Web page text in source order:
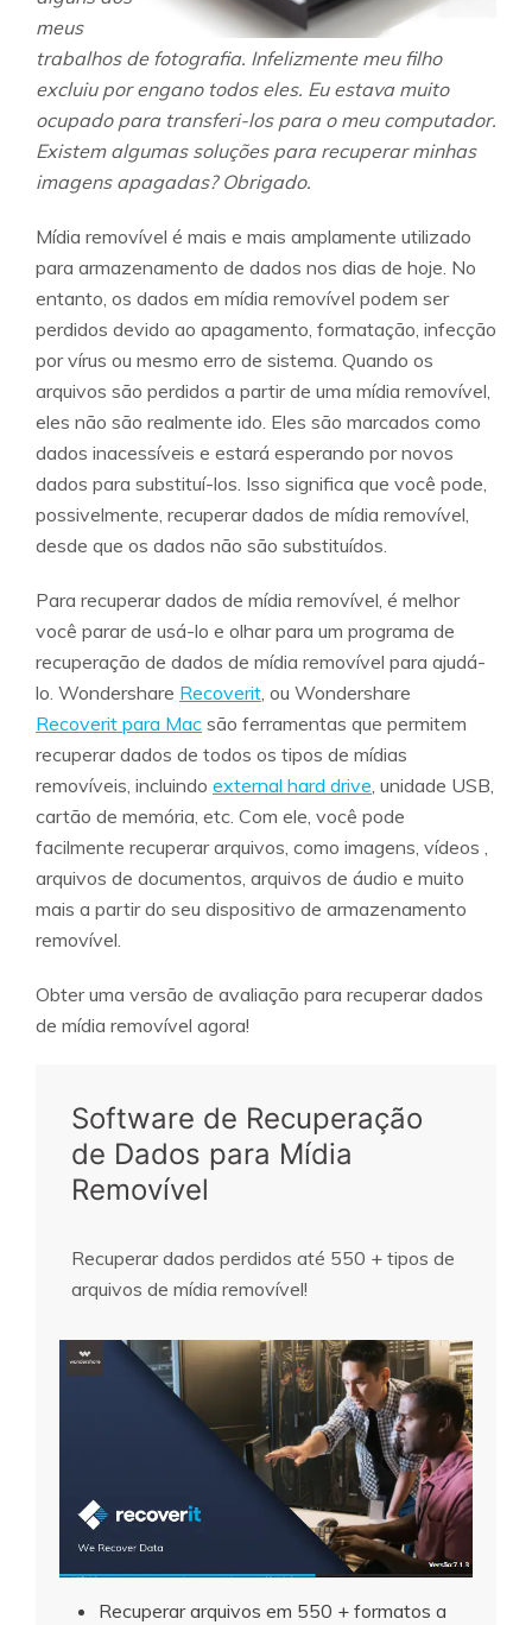
meus
trabalhos de fotografia. Infelizmente meu filho
excluiu por engano todos eles. Eu estava muito
ocupado para transferi-los para o meu computador.
Existem algumas soluções para recuperar minhas
imagens apagadas? Obrigado.
Mídia removível é mais e mais amplamente utilizado
para armazenamento de dados nos dias de hoje. No
entanto, os dados em mídia removível podem ser
perdidos devido ao apagamento, formatação, infecção
por vírus ou mesmo erro de sistema. Quando os
arquivos são perdidos a partir de uma mídia removível,
eles não são realmente ido. Eles são marcados como
dados inacessíveis e estará esperando por novos
dados para substituí-los. Isso significa que você pode,
possivelmente, recuperar dados de mídia removível,
desde que os dados não são substituídos.
Para recuperar dados de mídia removível, é melhor
você parar de usá-lo e olhar para um programa de
recuperação de dados de mídia removível para ajudá-
lo. Wondershare Recoverit, ou Wondershare
Recoverit para Mac são ferramentas que permitem
recuperar dados de todos os tipos de mídias
removíveis, incluindo external hard drive, unidade USB,
cartão de memória, etc. Com ele, você pode
facilmente recuperar arquivos, como imagens, vídeos ,
arquivos de documentos, arquivos de áudio e muito
mais a partir do seu dispositivo de armazenamento
removível.
Obter uma versão de avaliação para recuperar dados
de mídia removível agora!
Software de Recuperação
de Dados para Mídia
Removível
Recuperar dados perdidos até 550 + tipos de
arquivos de mídia removível!
Recuperar arquivos em 550 + formatos a